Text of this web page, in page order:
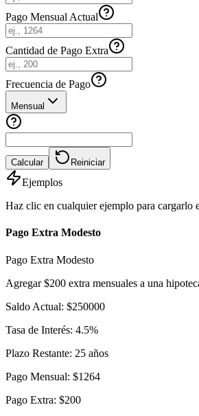
Pago Mensual Actual
Cantidad de Pago Extra
Frecuencia de Pago
Mensual
Calcular Reiniciar
Ejemplos
Haz clic en cualquier ejemplo para cargarlo
Pago Extra Modesto
Pago Extra Modesto
Agregar $200 extra mensuales a una
Saldo Actual: $250000
Tasa de Interés: 4.5%
Plazo Restante: 25 años
Pago Mensual: $1264
Pago Extra: $200